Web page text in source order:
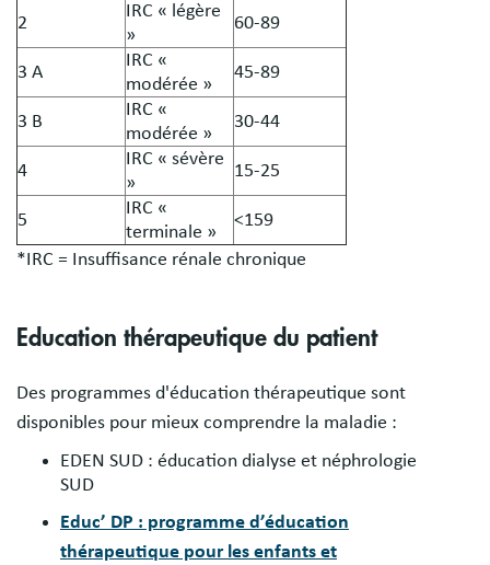
2
IRC « légère
»
60-89
3 A
IRC «
modérée »
45-89
3 B
IRC «
modérée »
30-44
4
IRC « sévère
»
15-25
5
IRC «
terminale »
<159
*IRC = Insuffisance rénale chronique
Education thérapeutique du patient
Des programmes d'éducation thérapeutique sont
disponibles pour mieux comprendre la maladie :
EDEN SUD : éducation dialyse et néphrologie
SUD
Educ’ DP : programme d’éducation
thérapeutique pour les enfants et